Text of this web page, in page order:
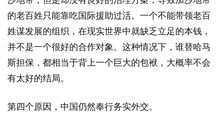
的老百姓只能靠吃国际援助过活。一个不能带领老百
姓谋发展的组织，在现实世界中就缺乏立足的本钱，
并不是一个很好的合作对象。这种情况下，谁替哈马
斯担保，都相当于背上一个巨大的包袱，大概率不会
有太好的结局。
第四个原因，中国仍然奉行务实外交。